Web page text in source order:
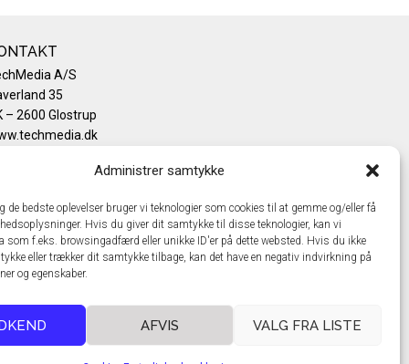
Administrer samtykke
de bedste oplevelser bruger vi teknologier som cookies til at gemme og/eller få
Hvis du giver dit samtykke til disse teknologier, kan vi
som f.eks. browsingadfærd eller unikke ID'er på dette websted. Hvis du ikke
eller trækker dit samtykke tilbage, kan det have en negativ indvirkning på
og egenskaber.
AFVIS VALG FRA LISTE
A/S
35
– 2600 Glostrup
info@techmedia.dk